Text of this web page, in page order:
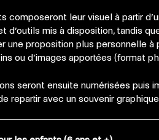
composeront leur visuel à partir
d’outils mis à disposition, tandis
une proposition plus personnelle à
ou d’images apportées (format
seront ensuite numérisées puis
repartir avec un souvenir